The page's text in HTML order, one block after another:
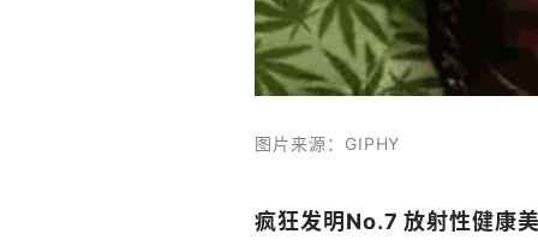
图片来源：GIPHY
疯狂发明No.7 放射性健康